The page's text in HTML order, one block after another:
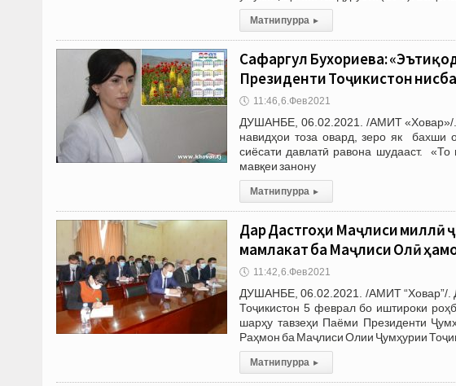
Матни пурра ▸
Сафаргул Бухориева:
Президенти Тоҷикистон
🕔 11:46, 6.Фев 2021
ДУШАНБЕ, 06.02.2021. /АМИТ «Ховар»/.
навидҳои тоза овард, зеро як бахши
сиёсати давлатӣ равона шудааст.
мавқеи занону
Матни пурра ▸
Дар Дастгоҳи Маҷлиси миллӣ
мамлакат ба Маҷлиси Олӣ
🕔 11:42, 6.Фев 2021
ДУШАНБЕ, 06.02.2021. /АМИТ “Ховар”/.
Тоҷикистон 5 феврал бо иштироки
шарҳу тавзеҳи Паёми Президенти
Раҳмон ба Маҷлиси Олии Ҷумҳурии
Матни пурра ▸